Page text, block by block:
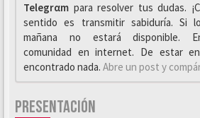
Telegrαm para resolver tus dudas.
sentido es transmitir sabiduría. Si
mañana no estará disponible.
comunidad en internet. De estar
encontrado nada. Abre un post y
PRESENTACIÓN